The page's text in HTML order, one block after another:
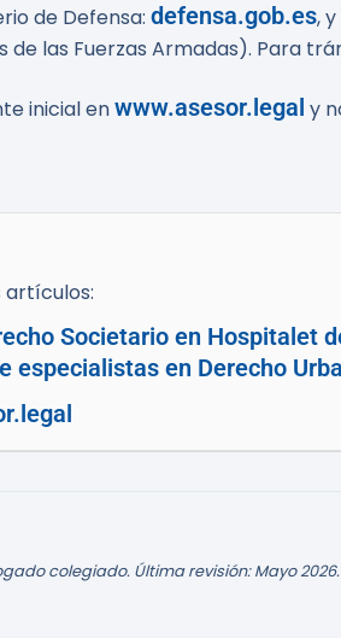
de Defensa: defensa.gob.es,
las Fuerzas Armadas). Para
inicial enwww.asesor.legal y
artículos:
Societario en Hospitalet
en Derecho
colegiado. Última revisión: Mayo 2026.